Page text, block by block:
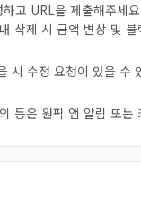
고 URL을 제출해주세
삭제 시 금액 변상 및
시 수정 요청이 있을 수
등은 원픽 앱 알림 또는